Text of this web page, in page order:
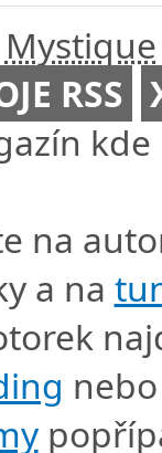
Mystique
RSS
na
a na